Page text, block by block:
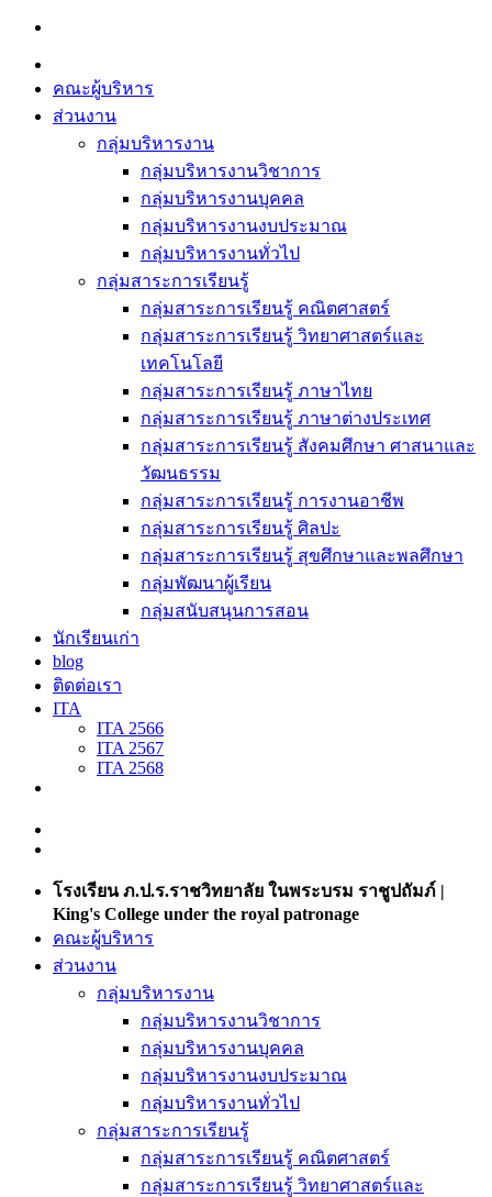
Skip
content
คณะผู้บริหาร
ส่วนงาน
กลุ่มบริหารงาน
กลุ่มบริหารงานวิชาการ
กลุ่มบริหารงานบุคคล
กลุ่มบริหารงานงบประมาณ
กลุ่มบริหารงานทั่วไป
กลุ่มสาระการเรียนรู้
กลุ่มสาระการเรียนรู้ คณิตศาสตร์
กลุ่มสาระการเรียนรู้ วิทยาศาสตร์และ
เทคโนโลยี
กลุ่มสาระการเรียนรู้ ภาษาไทย
กลุ่มสาระการเรียนรู้ ภาษาต่างประเทศ
กลุ่มสาระการเรียนรู้ สังคมศึกษา ศาสนาและ
วัฒนธรรม
กลุ่มสาระการเรียนรู้ การงานอาชีพ
กลุ่มสาระการเรียนรู้ ศิลปะ
กลุ่มสาระการเรียนรู้ สุขศึกษาและพลศึกษา
กลุ่มพัฒนาผู้เรียน
กลุ่มสนับสนุนการสอน
นักเรียนเก่า
blog
ติดต่อเรา
ITA
ITA 2566
ITA 2567
ITA 2568
โรงเรียน ภ.ป.ร.ราชวิทยาลัย ในพระบรม ราชูปถัมภ์ |
King's College under the royal patronage
คณะผู้บริหาร
ส่วนงาน
กลุ่มบริหารงาน
กลุ่มบริหารงานวิชาการ
กลุ่มบริหารงานบุคคล
กลุ่มบริหารงานงบประมาณ
กลุ่มบริหารงานทั่วไป
กลุ่มสาระการเรียนรู้
กลุ่มสาระการเรียนรู้ คณิตศาสตร์
กลุ่มสาระการเรียนรู้ วิทยาศาสตร์และ